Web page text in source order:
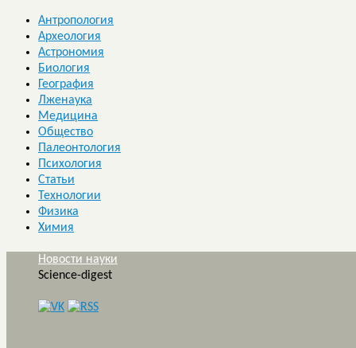
Антропология
Археология
Астрономия
Биология
География
Лженаука
Медицина
Общество
Палеонтология
Психология
Статьи
Технологии
Физика
Химия
Новости науки
Science-digest